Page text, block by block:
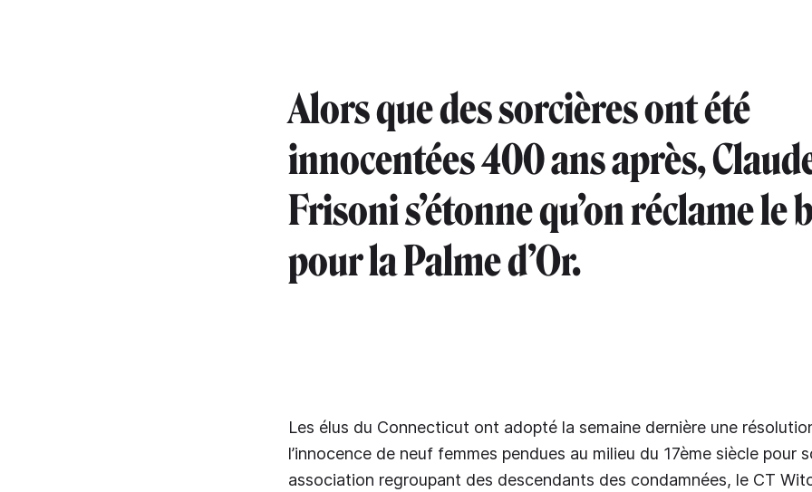
Alors que des sorcières ont été
innocentées 400 ans après,
Frisoni s’étonne qu’on réclame le
pour la Palme d’Or.
Les élus du Connecticut ont adopté la semaine dernière une
l’innocence de neuf femmes pendues au milieu du 17ème siècle pour
association regroupant des descendants des condamnées, le CT